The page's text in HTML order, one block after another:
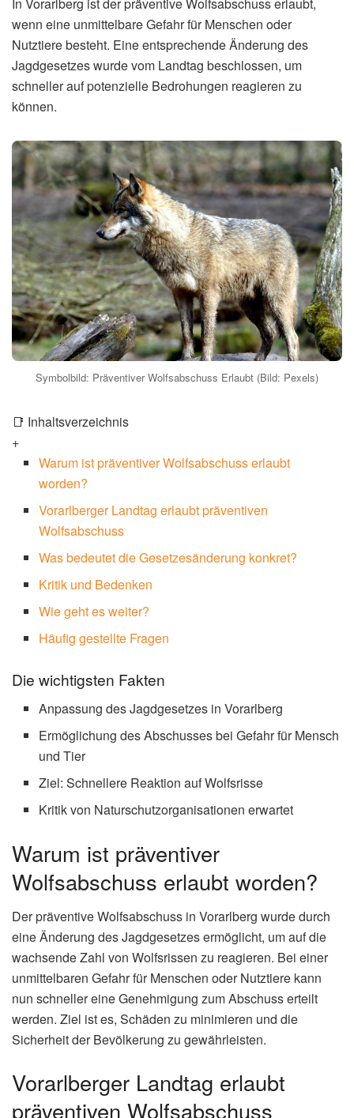
wenn eine unmittelbare Gefahr für Menschen oder
Nutztiere besteht. Eine entsprechende Änderung des
Jagdgesetzes wurde vom Landtag beschlossen, um
schneller auf potenzielle Bedrohungen reagieren zu
können.
Symbolbild: Präventiver Wolfsabschuss Erlaubt (Bild: Pexels)
📑 Inhaltsverzeichnis
+
Warum ist präventiver Wolfsabschuss erlaubt
worden?
Vorarlberger Landtag erlaubt präventiven
Wolfsabschuss
Was bedeutet die Gesetzesänderung konkret?
Kritik und Bedenken
Wie geht es weiter?
Häufig gestellte Fragen
Die wichtigsten Fakten
Anpassung des Jagdgesetzes in Vorarlberg
Ermöglichung des Abschusses bei Gefahr für Mensch
und Tier
Ziel: Schnellere Reaktion auf Wolfsrisse
Kritik von Naturschutzorganisationen erwartet
Warum ist präventiver
Wolfsabschuss erlaubt worden?
Der präventive Wolfsabschuss in Vorarlberg wurde durch
eine Änderung des Jagdgesetzes ermöglicht, um auf die
wachsende Zahl von Wolfsrissen zu reagieren. Bei einer
unmittelbaren Gefahr für Menschen oder Nutztiere kann
nun schneller eine Genehmigung zum Abschuss erteilt
werden. Ziel ist es, Schäden zu minimieren und die
Sicherheit der Bevölkerung zu gewährleisten.
Vorarlberger Landtag erlaubt
präventiven Wolfsabschuss